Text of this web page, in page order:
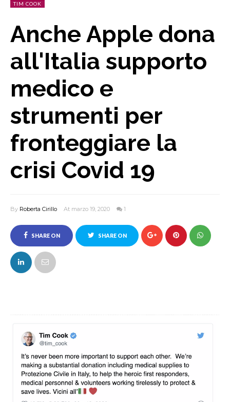
TIM COOK
Anche Apple dona
all'Italia supporto
medico e
strumenti per
fronteggiare la
crisi Covid 19
By Roberta Cirillo At marzo 19, 2020 1
SHARE ON
FACEBOOK
SHARE ON